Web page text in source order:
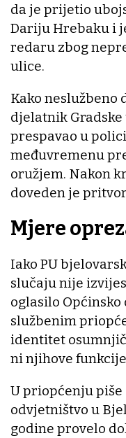
da je prijetio
Dariju Hrebaku i
redaru zbog
ulice.
Kako neslužbeno
djelatnik Gradske
prespavao u
međuvremenu
oružjem. Nakon
doveden je
Mjere
Iako PU
slučaju nije
oglasilo
službenim
identitet
ni njihove
U priopćenju piše
odvjetništvo u
godine provelo